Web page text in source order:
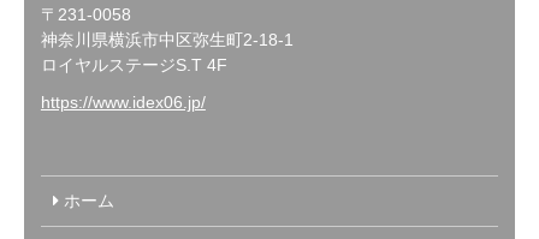
〒231-0058
神奈川県横浜市中区弥生町2-18-1
ロイヤルステージS.T 4F
https://www.idex06.jp/
ホーム